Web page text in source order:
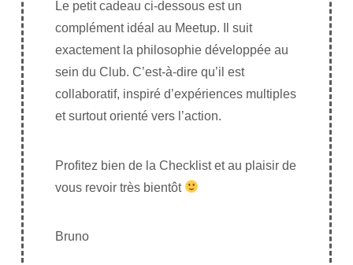
Le petit cadeau ci-dessous est un
complément idéal au Meetup. Il suit
exactement la philosophie développée au
sein du Club. C’est-à-dire qu’il est
collaboratif, inspiré d’expériences multiples
et surtout orienté vers l’action.
Profitez bien de la Checklist et au plaisir de
vous revoir très bientôt
Bruno